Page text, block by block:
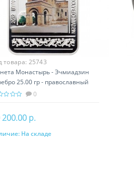
товара: 25743
Монастырь - Эчмиадзин
25.00 гр - православный
Армении
0
200.00 р.
В корзину
На складе